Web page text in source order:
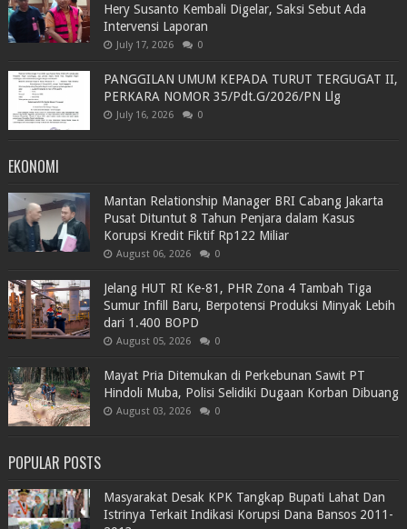
Hery Susanto Kembali Digelar, Saksi Sebut Ada
Intervensi Laporan
July 17, 2026 0
PANGGILAN UMUM KEPADA TURUT TERGUGAT II,
PERKARA NOMOR 35/Pdt.G/2026/PN Llg
July 16, 2026 0
EKONOMI
Mantan Relationship Manager BRI Cabang Jakarta
Pusat Dituntut 8 Tahun Penjara dalam Kasus
Korupsi Kredit Fiktif Rp122 Miliar
August 06, 2026 0
Jelang HUT RI Ke-81, PHR Zona 4 Tambah Tiga
Sumur Infill Baru, Berpotensi Produksi Minyak Lebih
dari 1.400 BOPD
August 05, 2026 0
Mayat Pria Ditemukan di Perkebunan Sawit PT
Hindoli Muba, Polisi Selidiki Dugaan Korban Dibuang
August 03, 2026 0
POPULAR POSTS
Masyarakat Desak KPK Tangkap Bupati Lahat Dan
Istrinya Terkait Indikasi Korupsi Dana Bansos 2011-